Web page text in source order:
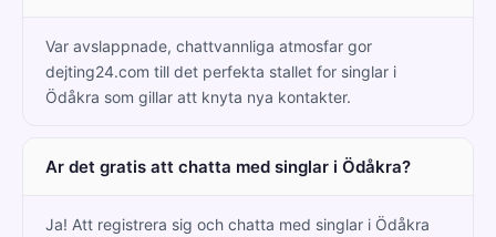
Var avslappnade, chattvannliga atmosfar gor
dejting24.com till det perfekta stallet for singlar i
Ödåkra som gillar att knyta nya kontakter.
Ar det gratis att chatta med singlar i Ödåkra?
Ja! Att registrera sig och chatta med singlar i Ödåkra